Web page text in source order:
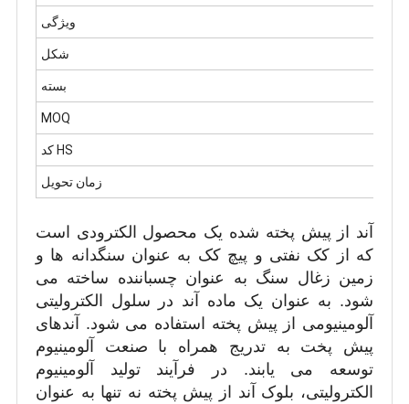
ویژگی
شکل
بسته
MOQ
کد HS
زمان تحویل
آند از پیش پخته شده یک محصول الکترودی است
که از کک نفتی و پیچ کک به عنوان سنگدانه ها و
زمین زغال سنگ به عنوان چسباننده ساخته می
شود. به عنوان یک ماده آند در سلول الکترولیتی
آلومینیومی از پیش پخته استفاده می شود. آندهای
پیش پخت به تدریج همراه با صنعت آلومینیوم
توسعه می یابند. در فرآیند تولید آلومینیوم
الکترولیتی، بلوک آند از پیش پخته نه تنها به عنوان